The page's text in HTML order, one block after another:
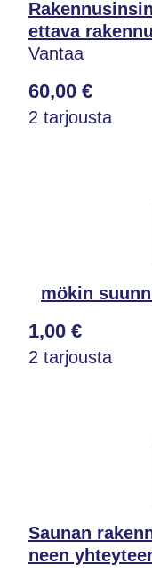
ettava
Vantaa
60,00 €
2 tarjousta
mökin
1,00 €
2 tarjousta
Saunan
neen